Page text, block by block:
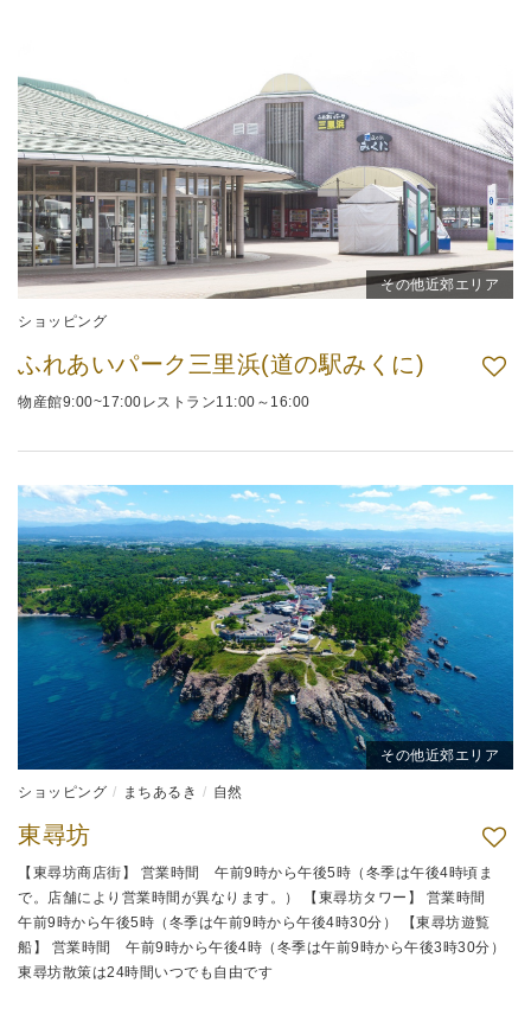
その他近郊エリア
ショッピング
ふれあいパーク三里浜(道の駅みくに)
物産館9:00~17:00レストラン11:00～16:00
その他近郊エリア
ショッピング まちあるき 自然
東尋坊
【東尋坊商店街】 営業時間 午前9時から午後5時（冬季は午後4時頃ま
で。店舗により営業時間が異なります。） 【東尋坊タワー】 営業時間
午前9時から午後5時（冬季は午前9時から午後4時30分） 【東尋坊遊覧
船】 営業時間 午前9時から午後4時（冬季は午前9時から午後3時30分）
東尋坊散策は24時間いつでも自由です